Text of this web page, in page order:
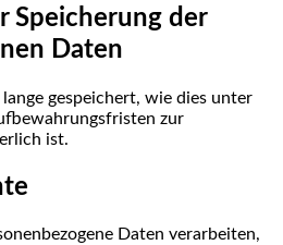
der
Daten
gespeichert, wie dies unter
zur
ist.
Daten verarbeiten,